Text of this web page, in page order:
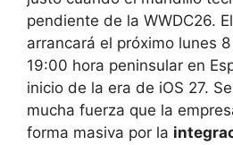
pendiente de la WWDC26.
arrancará el próximo lunes
19:00 hora peninsular en
inicio de la era de iOS 27.
mucha fuerza que la
forma masiva por la